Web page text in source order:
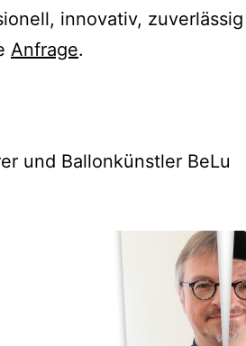
innovativ,
Anfrage.
und Ballonkünstler BeLu